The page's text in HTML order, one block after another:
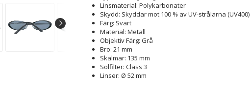
Linsmaterial: Polykarbonater
Skydd: Skyddar mot 100 % av UV-strålarna (UV400)
Färg: Svart
Material: Metall
Objektiv Färg: Grå
Bro: 21 mm
Skalmar: 135 mm
Solfilter: Class 3
Linser: Ø 52 mm